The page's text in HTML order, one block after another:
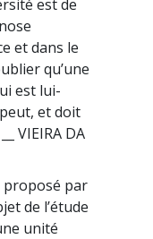
est de
et dans le
qu’une
est lui-
et doit
VIEIRA DA
proposé par
de l’étude
unité